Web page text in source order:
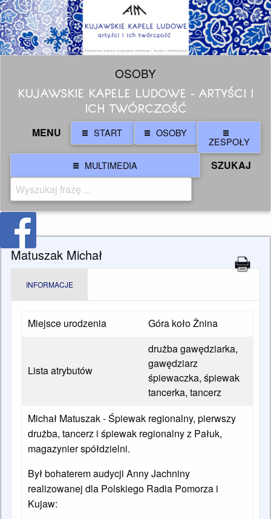
OSOBY
KUJAWSKIE KAPELE LUDOWE - ARTYŚCI I
ICH TWÓRCZOŚĆ
MENU START OSOBY
ZESPOŁY
MULTIMEDIA
SZUKAJ
Matuszak Michał
INFORMACJE
Miejsce urodzenia Góra koło Żnina
Lista atrybutów
drużba gawędziarka,
gawędziarz
śpiewaczka, śpiewak
tancerka, tancerz
Michał Matuszak - Śpiewak regionalny, pierwszy
drużba, tancerz i śpiewak regionalny z Pałuk,
magazynier spółdzielni.
Był bohaterem audycji Anny Jachniny
realizowanej dla Polskiego Radia Pomorza i
Kujaw: